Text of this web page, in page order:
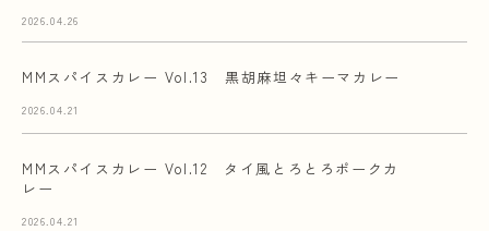
2026.04.26
MMスパイスカレー Vol.13 黒胡麻坦々キーマカレー
2026.04.21
MMスパイスカレー Vol.12 タイ風とろとろポークカ
レー
2026.04.21